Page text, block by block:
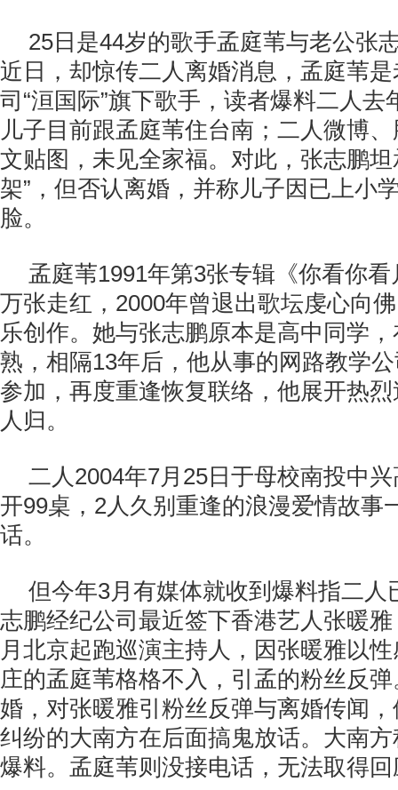
25日是44岁的歌手孟庭苇与老公张
近日，却惊传二人离婚消息，孟庭苇
司“洹国际”旗下歌手，读者爆料二人去
儿子目前跟孟庭苇住台南；二人微博
文贴图，未见全家福。对此，张志鹏
架”，但否认离婚，并称儿子因已上小
脸。
孟庭苇1991年第3张专辑《你看你
万张走红，2000年曾退出歌坛虔心向
乐创作。她与张志鹏原本是高中同学
熟，相隔13年后，他从事的网路教学
参加，再度重逢恢复联络，他展开热
人归。
二人2004年7月25日于母校南投中
开99桌，2人久别重逢的浪漫爱情故事
话。
但今年3月有媒体就收到爆料指二人
志鹏经纪公司最近签下香港艺人张暖
月北京起跑巡演主持人，因张暖雅以
庄的孟庭苇格格不入，引孟的粉丝反
婚，对张暖雅引粉丝反弹与离婚传闻
纠纷的大南方在后面搞鬼放话。大南
爆料。孟庭苇则没接电话，无法取得